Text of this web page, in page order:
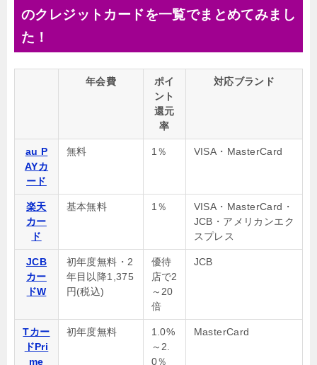
のクレジットカードを一覧でまとめてみまし
た！
年会費
ポイ
ント
還元
率
対応ブランド
au P
AYカ
ード
無料 1％ VISA・MasterCard
楽天
カー
ド
基本無料 1％
VISA・MasterCard・
JCB・アメリカンエク
スプレス
JCB
カー
ドW
初年度無料・2
年目以降1,375
円(税込)
優待
店で2
～20
倍
JCB
Tカー
ドPri
me
初年度無料
1.0%
～2.
0％
MasterCard